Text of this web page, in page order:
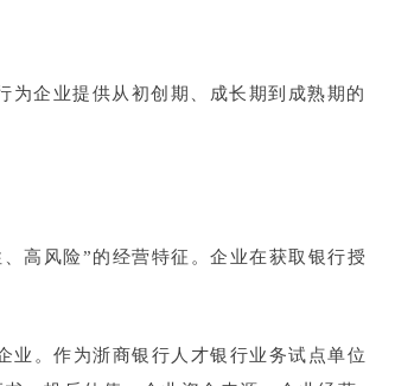
企业提供从初创期、成长期到成熟期的
高风险”的经营特征。企业在获取银行授
业。作为浙商银行人才银行业务试点单位